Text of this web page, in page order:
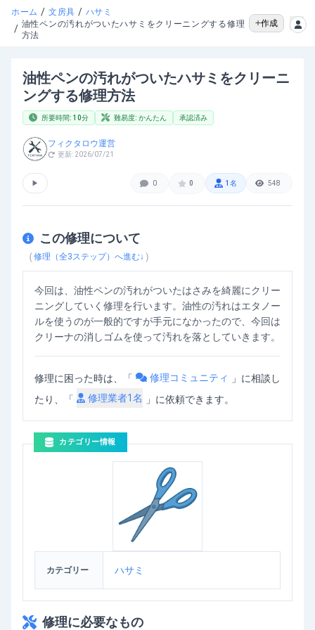
ホーム / 文房具 / ハサミ
/ 油性ペンの汚れがついたハサミをクリーニングする修理
方法
作成
油性ペンの汚れがついたハサミをクリーニ
ングする修理方法
所要時間: 10分 難易度: かんたん 承認済み
フィクタロウ運営
更新: 2026/07/21
▶ 0 0 1 名 548
この修理について
（修理（全3 ステップ）へ進む↓ ）
今回は、油性ペンの汚れがついたはさみを綺麗にクリー
ニングしていく修理を行います。油性の汚れはエタノー
ルを使うのが一般的ですが手元になかったので、今回は
クリーナの消しゴムを使って汚れを落としていきます。
修理に困った時は、「 修理コミュニティ 」 に相談し
たり、「
修理業者1名 」に依頼できます。
カテゴリー情報
カテゴリー ハサミ
修理に必要なもの